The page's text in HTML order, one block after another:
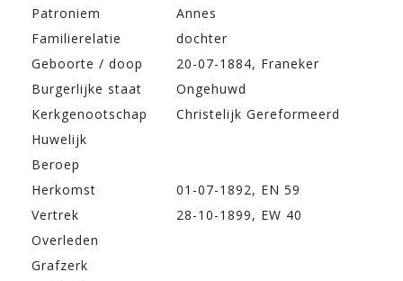
Patroniem
Annes
Familierelatie
dochter
Geboorte / doop
20-07-1884, Franeker
Burgerlijke staat
Ongehuwd
Kerkgenootschap
Christelijk Gereformeerd
Huwelijk
Beroep
Herkomst
01-07-1892, EN 59
Vertrek
28-10-1899, EW 40
Overleden
Grafzerk